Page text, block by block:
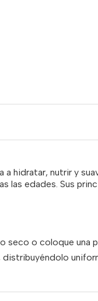
a hidratar, nutrir y
las edades. Sus
o seco o coloque una
distribuyéndolo